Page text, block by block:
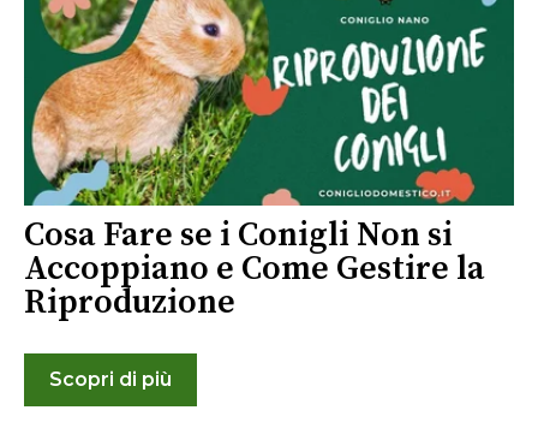
Cosa Fare se i Conigli Non si
Accoppiano e Come Gestire la
Riproduzione
Scopri di più